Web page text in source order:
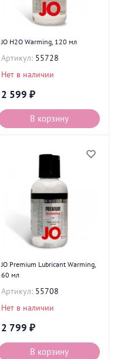
JO H2O Warming, 120 мл
Артикул: 55728
Нет в наличии
2 599 ₽
В корзину
JO Premium Lubricant Warming,
60 мл
Артикул: 55708
Нет в наличии
2 799 ₽
В корзину